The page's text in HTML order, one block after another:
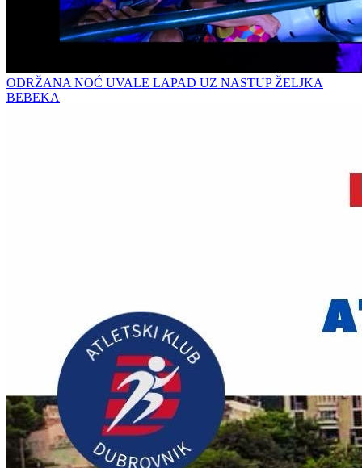
ODRŽANA NOĆ UVALE LAPAD UZ NASTUP ŽELJKA
BEBEKA